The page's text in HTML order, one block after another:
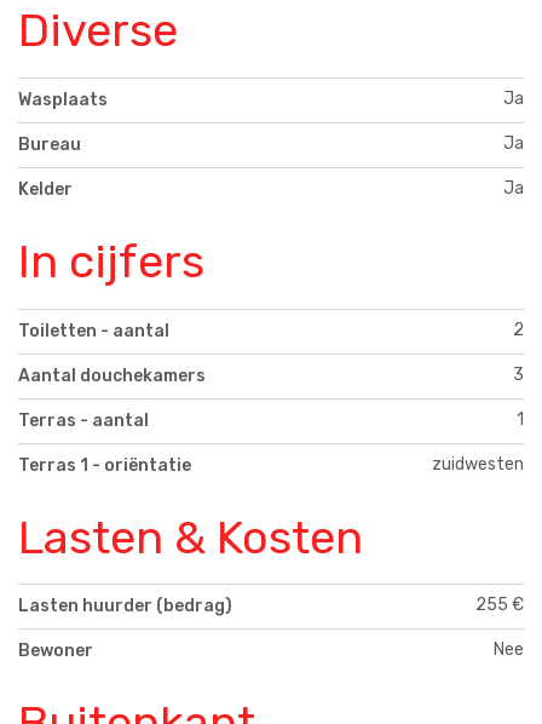
Diverse
Wasplaats Ja
Bureau Ja
Kelder Ja
In cijfers
Toiletten - aantal 2
Aantal douchekamers 3
Terras - aantal 1
Terras 1 - oriëntatie zuidwesten
Lasten & Kosten
Lasten huurder (bedrag) 255 €
Bewoner Nee